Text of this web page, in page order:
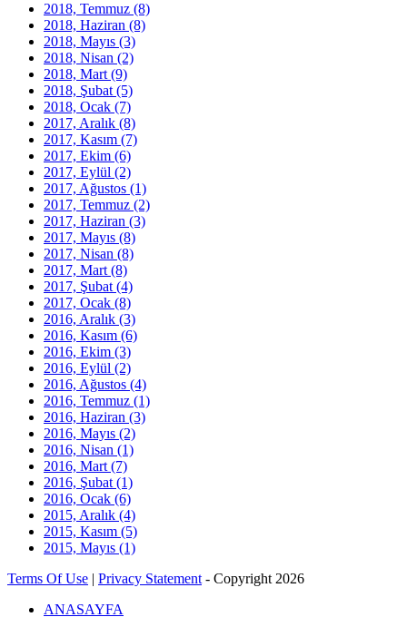
2018, Temmuz (8)
2018, Haziran (8)
2018, Mayıs (3)
2018, Nisan (2)
2018, Mart (9)
2018, Şubat (5)
2018, Ocak (7)
2017, Aralık (8)
2017, Kasım (7)
2017, Ekim (6)
2017, Eylül (2)
2017, Ağustos (1)
2017, Temmuz (2)
2017, Haziran (3)
2017, Mayıs (8)
2017, Nisan (8)
2017, Mart (8)
2017, Şubat (4)
2017, Ocak (8)
2016, Aralık (3)
2016, Kasım (6)
2016, Ekim (3)
2016, Eylül (2)
2016, Ağustos (4)
2016, Temmuz (1)
2016, Haziran (3)
2016, Mayıs (2)
2016, Nisan (1)
2016, Mart (7)
2016, Şubat (1)
2016, Ocak (6)
2015, Aralık (4)
2015, Kasım (5)
2015, Mayıs (1)
Terms Of Use | Privacy Statement - Copyright 2026
ANASAYFA